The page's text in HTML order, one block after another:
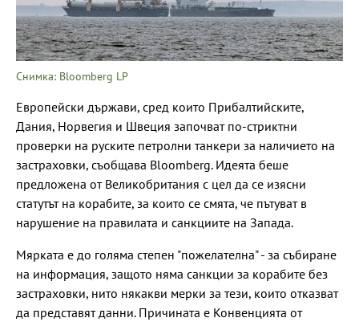
Снимка: Bloomberg LP
Европейски държави, сред които Прибалтийските,
Дания, Норвегия и Швеция започват по-стриктни
проверки на руските петролни танкери за наличието на
застраховки, съобщава Bloomberg. Идеята беше
предложена от Великобритания с цел да се изясни
статутът на корабите, за които се смята, че пътуват в
нарушение на правилата и санкциите на Запада.
Мярката е до голяма степен "пожелателна" - за събиране
на информация, защото няма санкции за корабите без
застраховки, нито някакви мерки за тези, които отказват
да представят данни. Причината е Конвенцията от